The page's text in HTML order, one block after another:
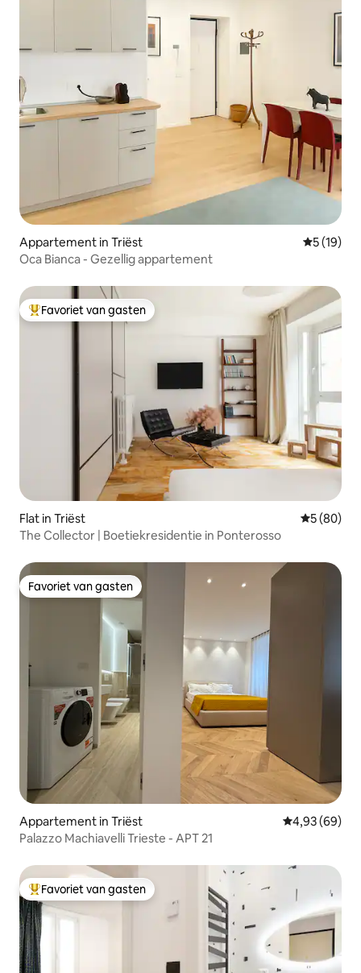
Appartement in Triëst
5 (19)
Oca Bianca - Gezellig appartement
Topfavoriet van gasten
Favoriet van gasten
Flat in Triëst
5 (80)
The Collector | Boetiekresidentie in Ponterosso
Favoriet van gasten
Favoriet van gasten
Appartement in Triëst Gemiddelde
4,93 (69)
Palazzo Machiavelli Trieste - APT 21
Topfavoriet van gasten
Favoriet van gasten